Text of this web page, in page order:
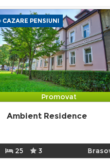
CAZARE PENSIUNI
Promovat
Ambient Residence
25 3